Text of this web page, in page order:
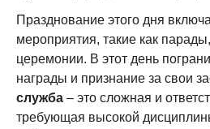
Празднование этого дня
мероприятия, такие как
церемонии. В этот день
награды и признание за свои
служба – это сложная и
требующая высокой